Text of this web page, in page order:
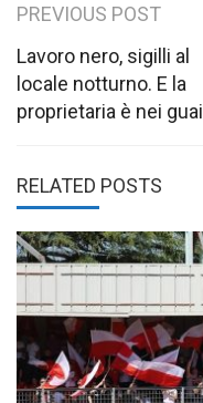
Post
navigation
PREVIOUS POST
Lavoro nero, sigilli al
locale notturno. E la
proprietaria è nei guai
RELATED POSTS